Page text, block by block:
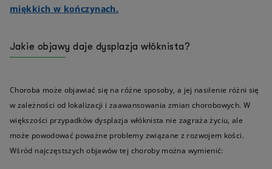
miękkich w kończynach.
Jakie objawy daje dysplazja włóknista?
Choroba może objawiać się na różne sposoby, a jej nasilenie różni się
w zależności od lokalizacji i zaawansowania zmian chorobowych. W
większości przypadków dysplazja włóknista nie zagraża życiu, ale
może powodować poważne problemy związane z rozwojem kości.
Wśród najczęstszych objawów tej choroby można wymienić: